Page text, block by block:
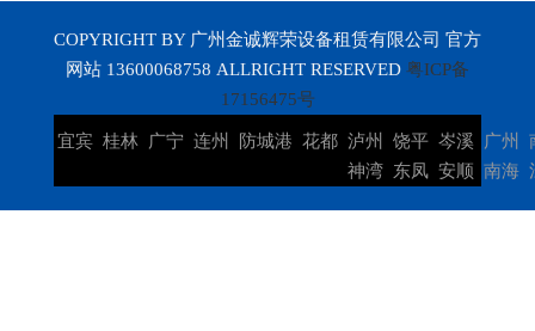
COPYRIGHT BY 广州金诚辉荣设备租赁有限公司 官方
网站 13600068758 ALLRIGHT RESERVED 粤ICP备
17156475号
宜宾 桂林 广宁 连州 防城港 花都 泸州 饶平 岑溪 广州
神湾 东凤 安顺 南海